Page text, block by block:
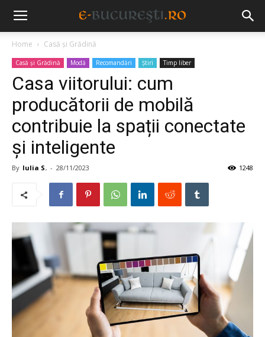
Home Casă și Grădină
Casă și Grădină Modă Recomandări Știri Timp liber
Casa viitorului: cum
producătorii de mobilă
contribuie la spații conectate
și inteligente
By Iulia S. - 28/11/2023 1248